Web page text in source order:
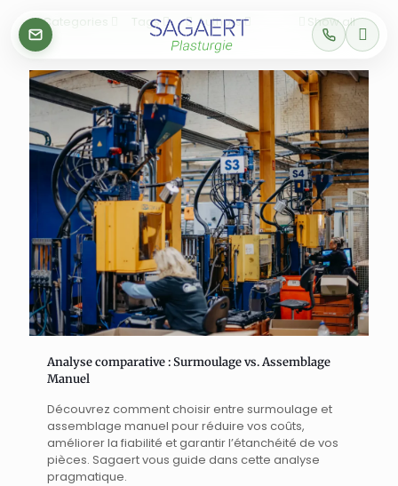
Categories Tags Authors Show all
Analyse comparative : Surmoulage vs. Assemblage
Manuel
Découvrez comment choisir entre surmoulage et
assemblage manuel pour réduire vos coûts,
améliorer la fiabilité et garantir l’étanchéité de vos
pièces. Sagaert vous guide dans cette analyse
pragmatique.